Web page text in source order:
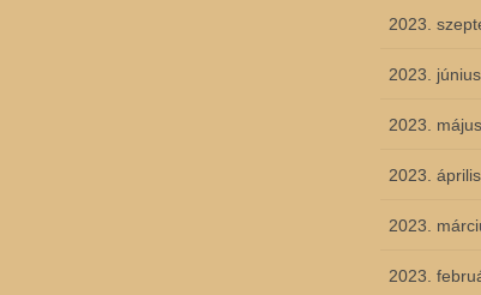
2023.
2023. június
2023. május
2023. április
2023.
2023.